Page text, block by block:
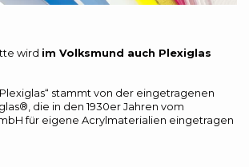
wird im Volksmund auch Plexiglas
stammt von der eingetragenen
die in den 1930er Jahren vom
für eigene Acrylmaterialien eingetragen